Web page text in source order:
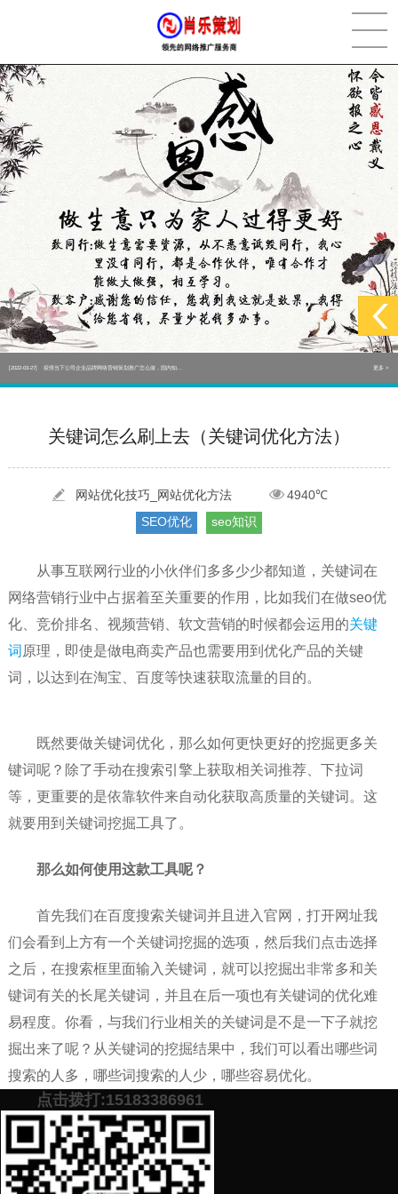
[2022-05-29] 实体门店如何做网络推广吸引客户，实体店网络营销技巧... 更多 >
[2022-05-04] 污水处理设备厂家产品如何做网络推广（污水处理项目网... 更多 >
[2022-03-27] 疫情当下公司企业品牌网络营销策划推广怎么做，国内知... 更多 >
实体门店如何做网络推广吸引客户，实体店网络营销技巧...
疫情当下公司企业品牌网络营销策划推广怎么做，国内知...
关键词怎么刷上去（关键词优化方法）
网站优化技巧_网站优化方法
4940℃
SEO优化
seo知识
从事互联网行业的小伙伴们多多少少都知道，关键词在
网络营销行业中占据着至关重要的作用，比如我们在做seo优
化、竞价排名、视频营销、软文营销的时候都会运用的关键
词 原理，即使是做电商卖产品也需要用到优化产品的关键
词，以达到在淘宝、百度等快速获取流量的目的。
既然要做关键词优化，那么如何更快更好的挖掘更多关
键词呢？除了手动在搜索引擎上获取相关词推荐、下拉词
等，更重要的是依靠软件来自动化获取高质量的关键词。这
就要用到关键词挖掘工具了。
那么如何使用这款工具呢？
首先我们在百度搜索关键词并且进入官网，打开网址我
们会看到上方有一个关键词挖掘的选项，然后我们点击选择
之后，在搜索框里面输入关键词，就可以挖掘出非常多和关
键词有关的长尾关键词，并且在后一项也有关键词的优化难
易程度。你看，与我们行业相关的关键词是不是一下子就挖
掘出来了呢？从关键词的挖掘结果中，我们可以看出哪些词
搜索的人多，哪些词搜索的人少，哪些容易优化。
总之，我们合理的使用关键词挖掘工具，可以帮助我们
给出行业中合理的关键词，从而能更好的做行业优化！
预约营销老师 添加微信号：scyxch
点击拨打:15183386961